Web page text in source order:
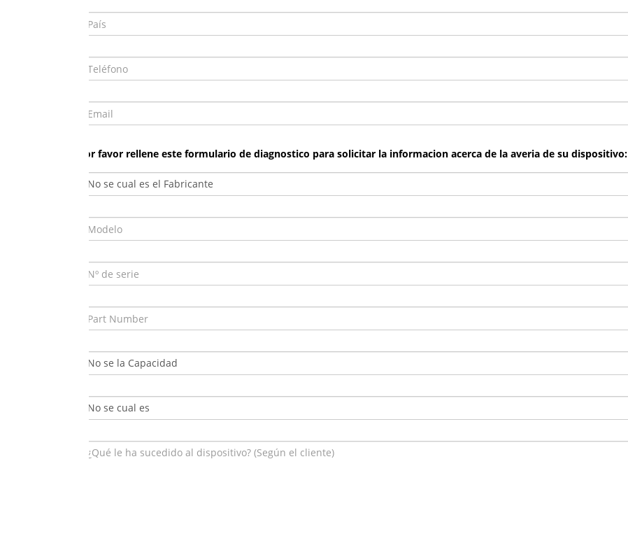
Por favor rellene este formulario de diagnostico para solicitar la informacion acerca de la averia de su dispositivo: